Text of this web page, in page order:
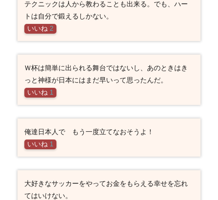
テクニックは人から教わることも出来る。でも、ハー
トは自分で鍛えるしかない。
いいね 2
Ｗ杯は簡単に出られる舞台ではないし、あのときはき
っと神様が日本にはまだ早いって思ったんだ。
いいね 1
俺達日本人で もう一度立てなおそうよ！
いいね 1
大好きなサッカーをやってお金をもらえる幸せを忘れ
てはいけない。